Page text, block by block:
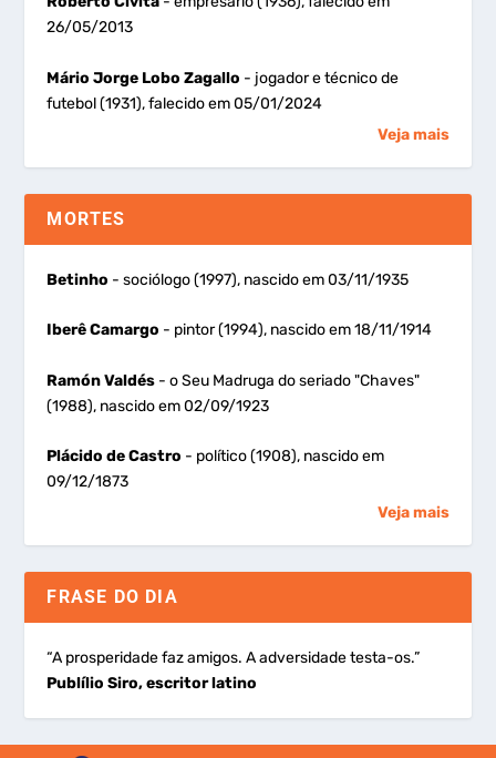
26/05/2013
Mário Jorge Lobo Zagallo - jogador e técnico de
futebol (1931), falecido em 05/01/2024
Veja mais
MORTES
Betinho - sociólogo (1997), nascido em 03/11/1935
Iberê Camargo - pintor (1994), nascido em 18/11/1914
Ramón Valdés - o Seu Madruga do seriado "Chaves"
(1988), nascido em 02/09/1923
Plácido de Castro - político (1908), nascido em
09/12/1873
Veja mais
FRASE DO DIA
“A prosperidade faz amigos. A adversidade testa-os.”
Publílio Siro, escritor latino